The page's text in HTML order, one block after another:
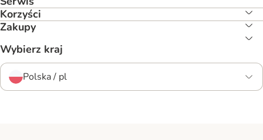
Korzyści
Zakupy
Wybierz kraj
Polska / pl